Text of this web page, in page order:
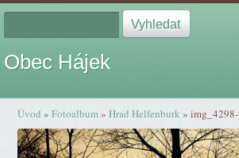
Obec Hájek
Úvod »Fotoalbum»Hrad Helfenburk»